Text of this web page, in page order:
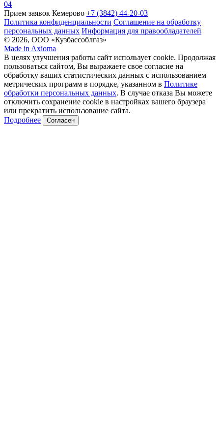
04
Прием заявок Кемерово +7 (3842) 44-20-03
Политика конфиденциальности Соглашение на обработку
персональных данных Информация для правообладателей
© 2026, ООО «Кузбассоблгаз»
Made in Axioma
В целях улучшения работы сайт использует cookie. Продолжая
пользоваться сайтом, Вы выражаете свое согласие на
обработку ваших статистических данных с использованием
метрических программ в порядке, указанном в Политике
обработки персональных данных. В случае отказа Вы можете
отключить сохранение cookie в настройках вашего браузера
или прекратить использование сайта.
Подробнее
Согласен